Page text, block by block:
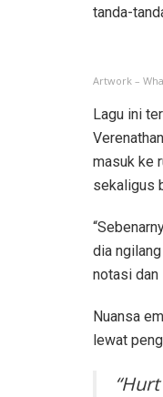
tanda-
Artwork –
Lagu ini
masuk ke
sekaligus
dia
notasi dan
Nuansa
lewat